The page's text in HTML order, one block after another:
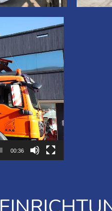
00:36